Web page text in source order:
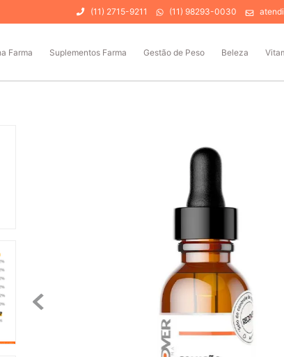
(11) 2715-9211 (11) 98293-0030
Farma Suplementos Farma Gestão de Peso Beleza